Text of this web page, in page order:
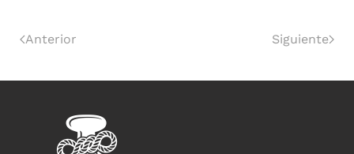
Anterior Siguiente